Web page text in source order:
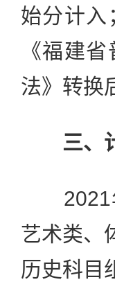
始分计入
《福建
法》转换
三、
2021年
艺术类、
历史科目